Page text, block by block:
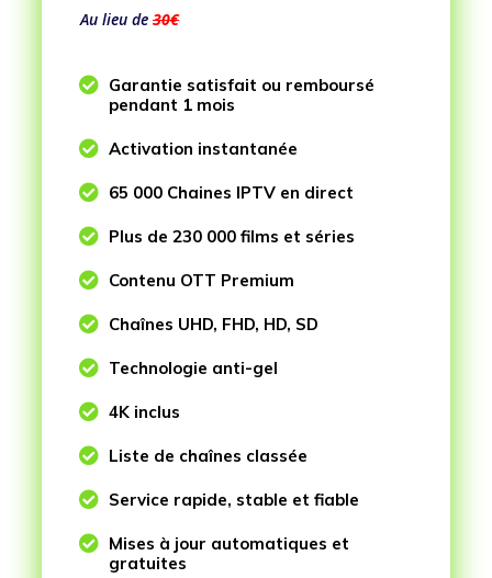
Au lieu de30€
 Garantie satisfait ou remboursé
pendant 1 mois
 Activation instantanée
 65 000 Chaines IPTV en direct
 Plus de 230 000 films et séries
 Contenu OTT Premium
 Chaînes UHD, FHD, HD, SD
 Technologie anti-gel
 4K inclus
 Liste de chaînes classée
 Service rapide, stable et fiable
 Mises à jour automatiques et
gratuites